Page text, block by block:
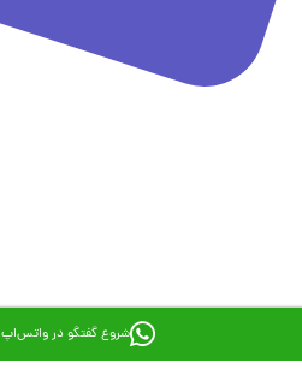
شروع گفتگو در واتس‌اپ